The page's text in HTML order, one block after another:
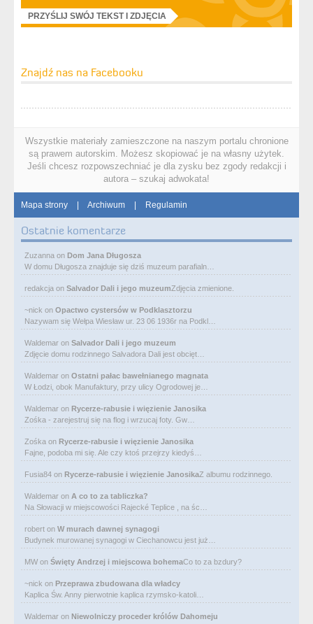
PRZYŚLIJ SWÓJ TEKST I ZDJĘCIA
Znajdź nas na Facebooku
Wszystkie materiały zamieszczone na naszym portalu chronione
są prawem autorskim. Możesz skopiować je na własny użytek.
Jeśli chcesz rozpowszechniać je dla zysku bez zgody redakcji i
autora – szukaj adwokata!
Mapa strony | Archiwum | Regulamin
Ostatnie komentarze
Zuzanna on Dom Jana Długosza
W domu Długosza znajduje się dziś muzeum parafialn…
redakcja on Salvador Dali i jego muzeumZdjęcia zmienione.
~nick on Opactwo cystersów w Podklasztorzu
Nazywam się Wełpa Wiesław ur. 23 06 1936r na Podkl…
Waldemar on Salvador Dali i jego muzeum
Zdjęcie domu rodzinnego Salvadora Dali jest obcięt…
Waldemar on Ostatni pałac bawełnianego magnata
W Łodzi, obok Manufaktury, przy ulicy Ogrodowej je…
Waldemar on Rycerze-rabusie i więzienie Janosika
Zośka - zarejestruj się na flog i wrzucaj foty. Gw…
Zośka on Rycerze-rabusie i więzienie Janosika
Fajne, podoba mi się. Ale czy ktoś przejrzy kiedyś…
Fusia84 on Rycerze-rabusie i więzienie JanosikaZ albumu rodzinnego.
Waldemar on A co to za tabliczka?
Na Słowacji w miejscowości Rajecké Teplice , na śc…
robert on W murach dawnej synagogi
Budynek murowanej synagogi w Ciechanowcu jest już…
MW on Święty Andrzej i miejscowa bohemaCo to za bzdury?
~nick on Przeprawa zbudowana dla władcy
Kaplica Św. Anny pierwotnie kaplica rzymsko-katoli…
Waldemar on Niewolniczy proceder królów Dahomeju